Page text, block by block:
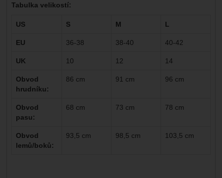
Tabulka velikostí:
US S M L
EU 36-38 38-40 40-42
UK 10 12 14
Obvod
hrudníku:
86 cm 91 cm 96 cm
Obvod
pasu:
68 cm 73 cm 78 cm
Obvod
lemů/boků:
93,5 cm 98,5 cm 103,5 cm